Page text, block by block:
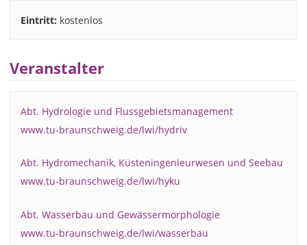
Eintritt: kostenlos
Veranstalter
Abt. Hydrologie und Flussgebietsmanagement
www.tu-braunschweig.de/lwi/hydriv
Abt. Hydromechanik, Küsteningenieurwesen und Seebau
www.tu-braunschweig.de/lwi/hyku
Abt. Wasserbau und Gewässermorphologie
www.tu-braunschweig.de/lwi/wasserbau